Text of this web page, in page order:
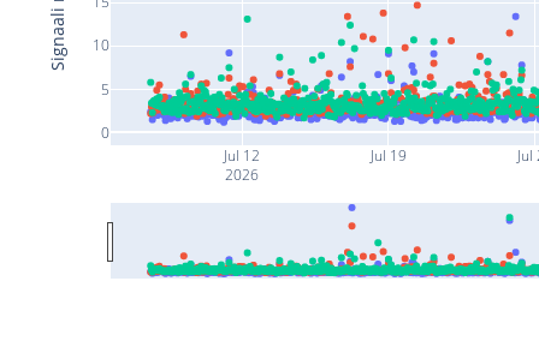
Jul 12
2026
Jul 19 Jul
0
5
10